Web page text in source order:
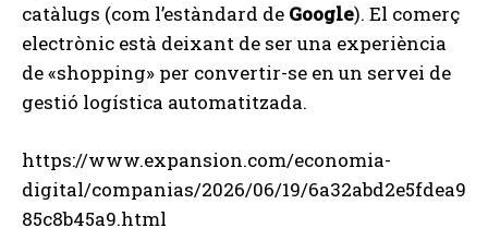
catàlugs (com l’estàndard de Google). El comerç
electrònic està deixant de ser una experiència
de «shopping» per convertir-se en un servei de
gestió logística automatitzada.
https://www.expansion.com/economia-
digital/companias/2026/06/19/6a32abd2e5fdea9
85c8b45a9.html